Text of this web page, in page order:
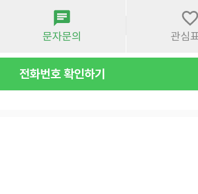
문자문의 관심
전화번호 확인하기